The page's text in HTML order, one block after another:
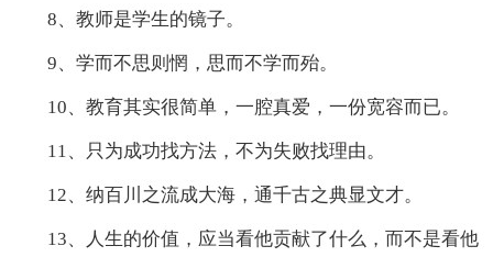
8、教师是学生的镜子。
9、学而不思则惘，思而不学而殆。
10、教育其实很简单，一腔真爱，一份宽容而已。
11、只为成功找方法，不为失败找理由。
12、纳百川之流成大海，通千古之典显文才。
13、人生的价值，应当看他贡献了什么，而不是看他